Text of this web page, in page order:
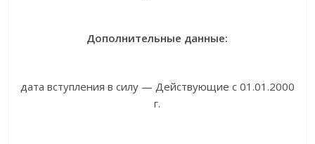
Дополнительные данные:
дата вступления в силу — Действующие с 01.01.2000
г.